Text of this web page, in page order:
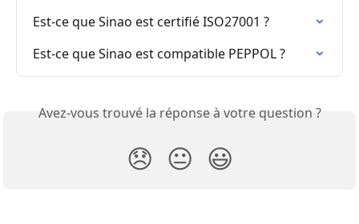
Est-ce que Sinao est certifié ISO27001 ?
Est-ce que Sinao est compatible PEPPOL ?
Avez-vous trouvé la réponse à votre question ?
😞 😐 😃